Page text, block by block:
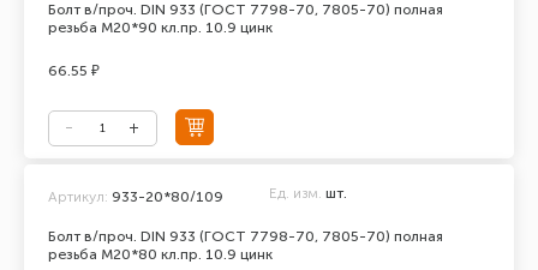
Болт в/проч. DIN 933 (ГОСТ 7798-70, 7805-70) полная
резьба М20*90 кл.пр. 10.9 цинк
66.55 ₽
Болт в/проч. DIN 933 (ГОСТ 7798-70, 7805-70) полная
резьба М20*80 кл.пр. 10.9 цинк
Артикул: 933-20*80/109 Ед. изм. шт.